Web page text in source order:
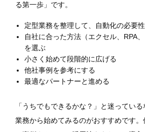
る第一歩」です。
定型業務を整理して、自動化の必要
自社に合った方法（エクセル、RPA
を選ぶ
小さく始めて段階的に広げる
他社事例を参考にする
最適なパートナーと進める
「うちでもできるかな？」と迷ってい
業務から始めてみるのがおすすめです